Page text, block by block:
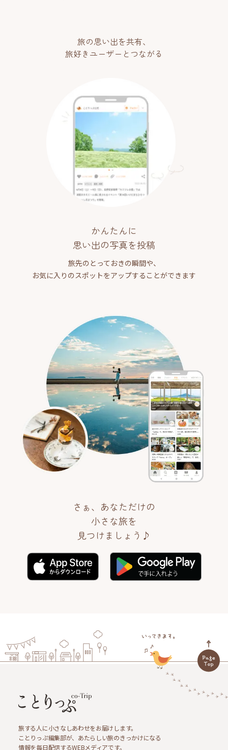
旅の思い出を共有、
旅好きユーザーとつながる
かんたんに
思い出の写真を投稿
旅先のとっておきの瞬間や、
お気に入りのスポットをアップすることができます
さぁ、あなただけの
小さな旅を
見つけましょう♪
旅する人に小さなしあわせをお届けします。
ことりっぷ編集部が、あたらしい旅のきっかけになる
情報を毎日配信するWEBメディアです。